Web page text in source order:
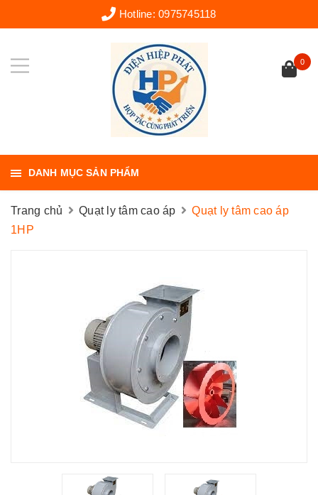
Hotline:0975745118
0
DANH MỤC SẢN PHẨM
Trang chủ Quạt ly tâm cao áp
Quạt ly tâm cao áp
1HP